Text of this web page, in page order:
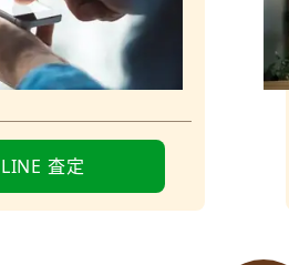
LINE 査定